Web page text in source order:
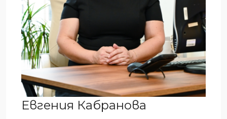
Евгения Кабранова